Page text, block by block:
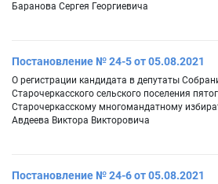
Баранова Сергея Георгиевича
Постановление № 24-5 от 05.08.2021
О регистрации кандидата в депутаты
Старочеркасского сельского поселения
Старочеркасскому многомандатному
Авдеева Виктора Викторовича
Постановление № 24-6 от 05.08.2021